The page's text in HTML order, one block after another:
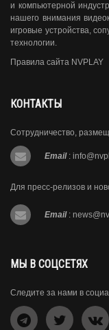
и компьютерной
нашего внимания
игровые устройства,
технологии.
Правила сайта NVPLAY
КОНТАКТЫ
Сотрудничество,
Email :
Для пресс-релизов и
Email :
МЫ В СОЦСЕТЯХ
Следите за нами в